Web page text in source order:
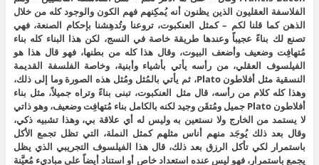
الفلاسفة العقليون الذين يظنون أنه يُمكِنهم فهم الكون والوجود كله من خلال
الذهن كما قلنا لكم – كمثل العنكبوت، تروعنا وتُدهِشنا بإحكام الصنعة، فهي
تصنع لك بناءً عجيباً وعندها طريقة خاصة في النسج، لكن هذا البناء كله بناء
مُتهافِت وضعيف وأضعف البيوت، وقال هذا كله من بطنها، فهو قال هذا هو
الفيلسوف العقلي، من رأسه يأتي بأشياء وأبنية، وخاصة الفلسفة القديمة
النسقية مثل أفلاطون Plato، ثم يأتي بالمُثل ومُثل هذه الصورة وما إلى ذلك،
وهذا كله كلام من رأسه، قال مثل العنكبوت، تبنى بناءً وتراه جميلاً، مثل بناء
أفلاطون Plato جميل ومُتقَن وجيد لكنه بالكامل بناء مُتهافِت وضعيف، وهو ذاتي
لا يستمد من الخارج ولا نستعين به وليس له أي علاقة بي، وهذا تشبيه ذكي،
وقال بعد ذلك يُوجَد منهم أناس مثلهم كمثل النملة، التي تظل تجمع الأكل
باستمرار لكي تأكل الرزق بعد ذلك، قال هذا الفيلسوف التجريبي الذي يظل
يجمع باستمرار، فهو ليس عنده استعداد خاص أو استناد أيضاً على مباديء مُعيَّنة